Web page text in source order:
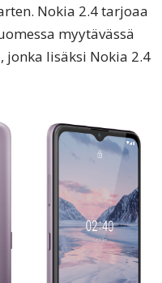
Nokia 2.4 tarjoaa
myytävässä
jonka lisäksi Nokia 2.4